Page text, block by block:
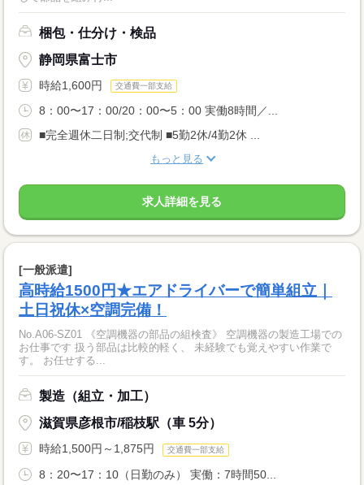
梱包・仕分け・検品
静岡県富士市
時給1,600円 交通費一部支給
8：00〜17：00/20：00〜5：00 実働8時間／...
■完全週休二日制;交代制 ■5勤2休/4勤2休 ...
もっと見る
求人詳細を見る
[一般派遣]
高時給1500円★エアドライバーで簡単組立｜
土日祝休×空調完備！
No.A06-SZ01 《空調機器の部品の組検査》 空調機器の製造工場での
お仕事です 扱う部品は比較的軽く、 未経験でも覚えやすい作業で
す。 お任せする...
製造（組立・加工）
滋賀県彦根市/稲枝駅（車 5分）
時給1,500円～1,875円 交通費一部支給
8：20〜17：10（日勤のみ） 実働：7時間50...